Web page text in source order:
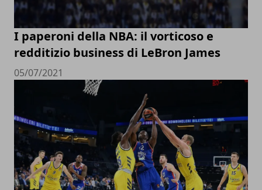
I paperoni della NBA: il vorticoso e
redditizio business di LeBron James
05/07/2021